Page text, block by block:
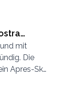
mit
Die
Apres-Ski